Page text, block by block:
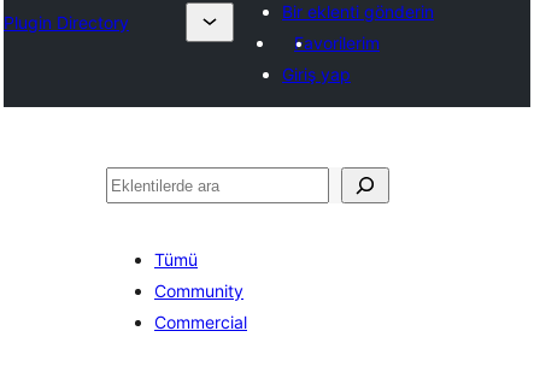
Plugin Directory
Bir eklenti gönderin
Favorilerim
Giriş yap
Ara
Tümü
Community
Commercial